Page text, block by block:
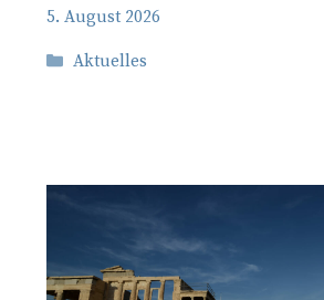
5. August 2026
Kategorien
Aktuelles